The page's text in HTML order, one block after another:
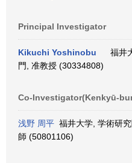
Principal Investigator
Kikuchi Yoshinobu
福井
門, 准教授 (30334808)
Co-Investigator(Kenkyū-
浅野 周平 福井大学, 学術研
師 (50801106)